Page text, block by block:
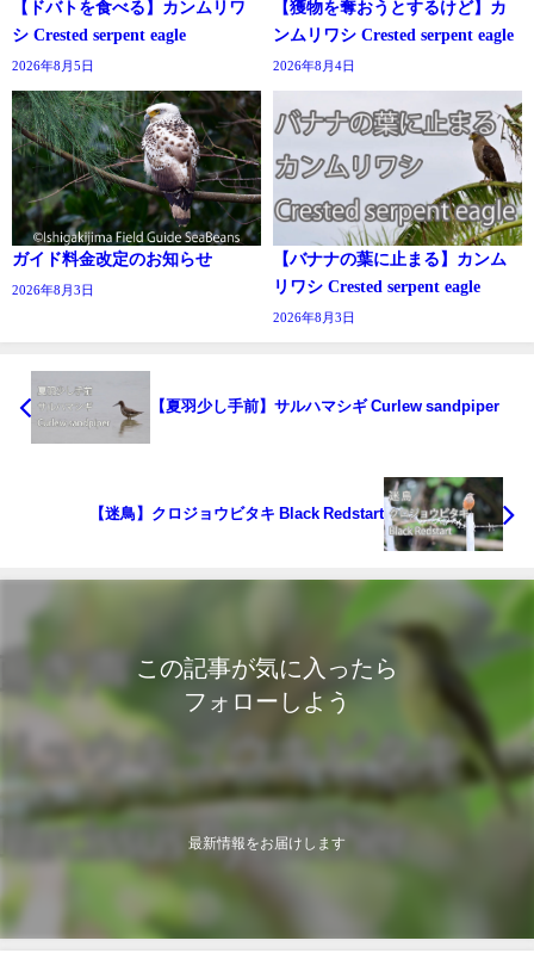
【ドバトを食べる】カンムリワ
シ Crested serpent eagle
2026年8月5日
【獲物を奪おうとするけど】カ
ンムリワシ Crested serpent eagle
2026年8月4日
ガイド料金改定のお知らせ
2026年8月3日
【バナナの葉に止まる】カンム
リワシ Crested serpent eagle
2026年8月3日
【夏羽少し手前】サルハマシギ Curlew sandpiper
【迷鳥】クロジョウビタキ Black Redstart
この記事が気に入ったら
フォローしよう
最新情報をお届けします